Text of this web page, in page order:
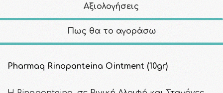
Αξιολογήσεις
Πως θα το αγοράσω
Pharmaq Rinopanteina Ointment (10gr)